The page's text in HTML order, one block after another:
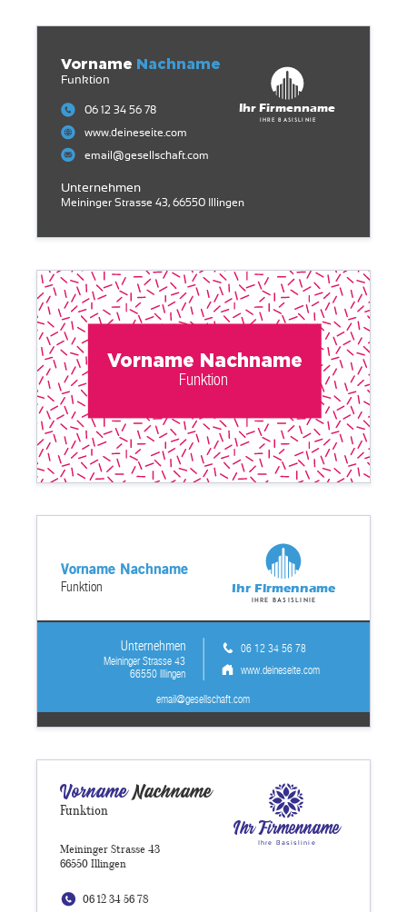
Meininger Strasse 43, 66550 Illingen
www.deineseite.com
email@gesellschaft.com
06 12 34 56 78
Unternehmen
Funktion
Vorname Nachname
Ihr Firmenname
Ihre Basislinie
Funktion
Vorname Nachname
email@gesellschaft.com
Meininger Strasse 43
66550 Illingen
06 12 34 56 78
www.deineseite.com
Funktion
Unternehmen
Vorname Nachname
Ihr Firmenname
Ihre Basislinie
06 12 34 56 78
Meininger Strasse 43
66550 Illingen
Funktion
VornameNachname
Ihr Firmenname
Ihre Basislinie